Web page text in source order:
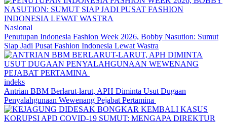
Nasional
Penutupan Indonesia Fashion Week 2026, Bobby Nasution: Sumut
Siap Jadi Pusat Fashion Indonesia Lewat Wastra
indeks
Antrian BBM Berlarut-larut, APH Diminta Usut Dugaan
Penyalahgunaan Wewenang Pejabat Pertamina